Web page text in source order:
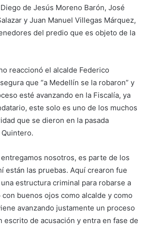
de Jesús Moreno Barón, José
y Juan Manuel Villegas Márquez,
del predio que es objeto de la
reaccionó el alcalde Federico
que “a Medellín se la robaron” y
esté avanzando en la Fiscalía, ya
este solo es uno de los muchos
que se dieron en la pasada
entregamos nosotros, es parte de los
están las pruebas. Aquí crearon fue
estructura criminal para robarse a
buenos ojos como alcalde y como
avanzando justamente un proceso
escrito de acusación y entra en fase de